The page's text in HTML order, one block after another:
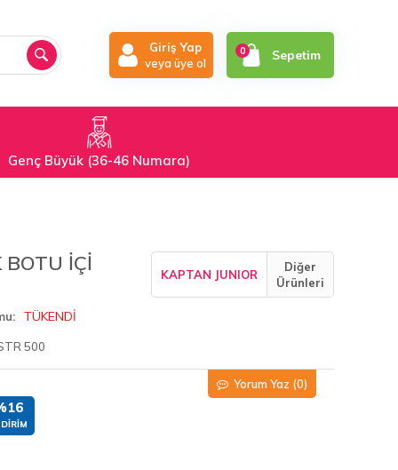
Giriş Yap
veya üye ol
0 Sepetim
Genç Büyük (36-46 Numara)
BOTU İÇİ
KAPTAN JUNIOR
Diğer
Ürünleri
TÜKENDİ
500
Yorum Yaz (0)